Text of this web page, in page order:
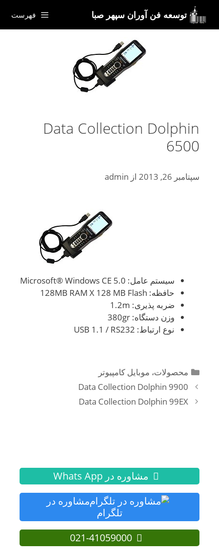
محتوا
توسعه فن آوران سپهر صبا فهرست
Data Collection Dolphin
6500
سپتامبر 26, 2013 از admin
سیستم عامل: Microsoft® Windows CE 5.0
حافظه: 128MB RAM X 128 MB Flash
ضربه پذیری: 1.2m
وزن دستگاه: 380gr
نوع ارتباط: USB 1.1 / RS232
دسته‌ها
محصولات، موبایل کامپیوتر
ناوبری
نوشته‌ها
Data Collection Dolphin 9900
Data Collection Dolphin 99EX
مشاوره در Whats App
مشاوره در
تلگرام